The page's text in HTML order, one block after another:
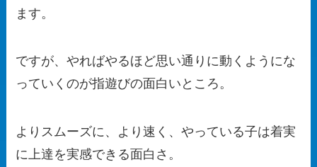
ます。
ですが、やればやるほど思い通りに動くようにな
っていくのが指遊びの面白いところ。
よりスムーズに、より速く、やっている子は着実
に上達を実感できる面白さ。